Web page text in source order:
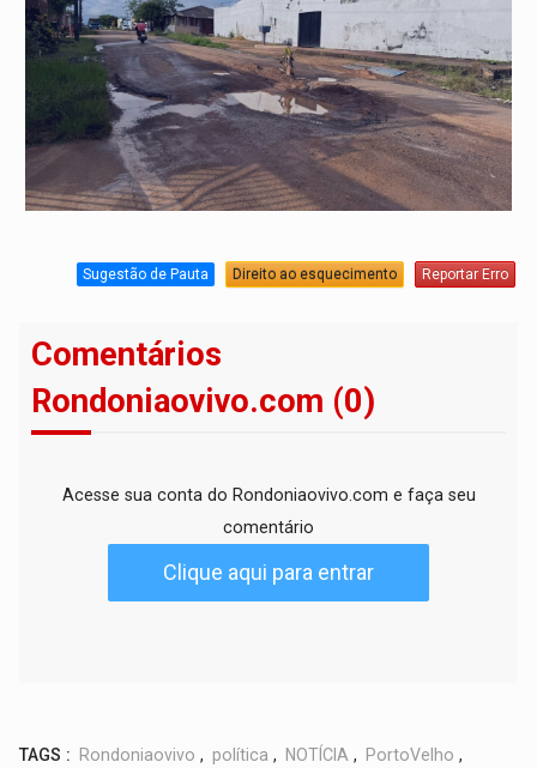
Sugestão de Pauta Direito ao esquecimento Reportar Erro
Comentários
Rondoniaovivo.com (0)
Acesse sua conta do Rondoniaovivo.com e faça seu
comentário
Clique aqui para entrar
TAGS : Rondoniaovivo , política , NOTÍCIA , PortoVelho ,